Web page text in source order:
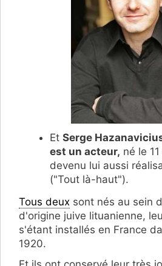
Et Serge
est un acteur, né le
devenu lui aussi
("Tout là-haut").
Tous deux sont nés au sein
d'origine juive lituanienne,
s'étant installés en France
1920.